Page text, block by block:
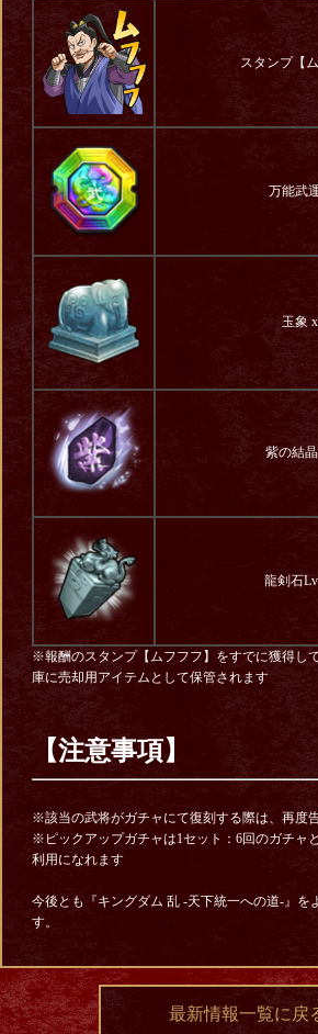
スタンプ【
万能武
玉象
紫の結
龍剣石
※報酬のスタンプ【ムフフフ】をすでに獲得し
庫に売却用アイテムとして保管されます
【注意事項】
※該当の武将がガチャにて復刻する際は、再度
※ピックアップガチャは1セット：6回のガチャ
利用になれます
今後とも『キングダム 乱 -天下統一への道-』を
す。
最新情報一覧に戻